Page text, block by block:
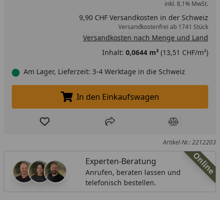
inkl. 8,1% MwSt.
9,90 CHF Versandkosten in der Schweiz
Versandkostenfrei ab 1741 Stück
Versandkosten nach Menge und Land
Inhalt: 0,0644 m²(13,51 CHF/m²)
Am Lager, Lieferzeit: 3-4 Werktage in die Schweiz
In den Einkaufswagen legen
In den Einkaufswagen
Produkt zur Wunschliste hinzufügen
Teilen Produkt
Artikel-Nr.: 2212203
Online
Experten-Beratung
Anrufen, beraten lassen und
telefonisch bestellen.